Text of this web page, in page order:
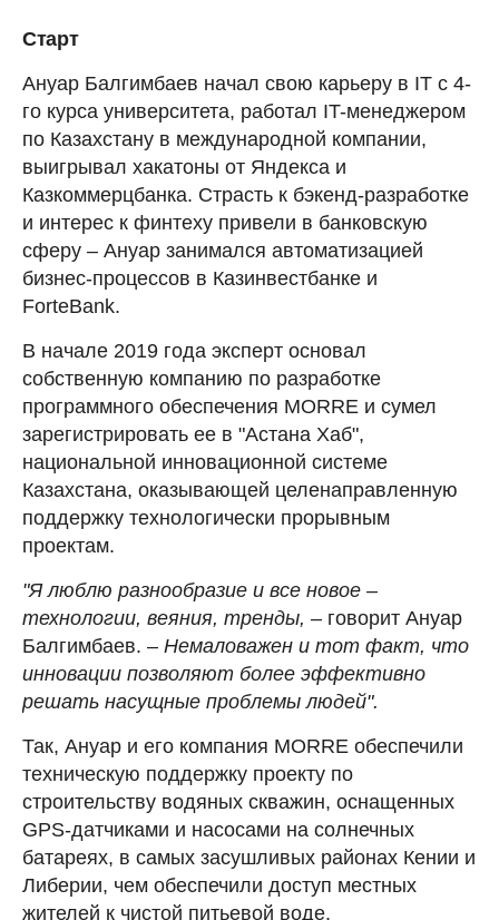
Старт
Ануар Балгимбаев начал свою карьеру в IT с 4-
го курса университета, работал IT-менеджером
по Казахстану в международной компании,
выигрывал хакатоны от Яндекса и
Казкоммерцбанка. Страсть к бэкенд-разработке
и интерес к финтеху привели в банковскую
сферу – Ануар занимался автоматизацией
бизнес-процессов в Казинвестбанке и
ForteBank.
В начале 2019 года эксперт основал
собственную компанию по разработке
программного обеспечения MORRE и сумел
зарегистрировать ее в "Астана Хаб",
национальной инновационной системе
Казахстана, оказывающей целенаправленную
поддержку технологически прорывным
проектам.
"Я люблю разнообразие и все новое –
технологии, веяния, тренды, – говорит Ануар
Балгимбаев. – Немаловажен и тот факт, что
инновации позволяют более эффективно
решать насущные проблемы людей".
Так, Ануар и его компания MORRE обеспечили
техническую поддержку проекту по
строительству водяных скважин, оснащенных
GPS-датчиками и насосами на солнечных
батареях, в самых засушливых районах Кении и
Либерии, чем обеспечили доступ местных
жителей к чистой питьевой воде.